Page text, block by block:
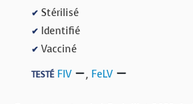
✔ Stérilisé
✔ Identifié
✔ Vacciné
TESTÉ FIV , FeLV